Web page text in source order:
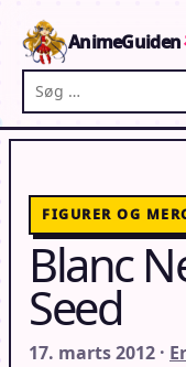
AnimeGuiden
Søg på AnimeGuiden
FIGURER OG
Blanc
Seed
17. marts 2012 ·